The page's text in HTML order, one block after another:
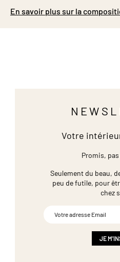
En savoir plus sur la
Votre
Promis,
Seulement du beau,
peu de futile, pour
chez
JE